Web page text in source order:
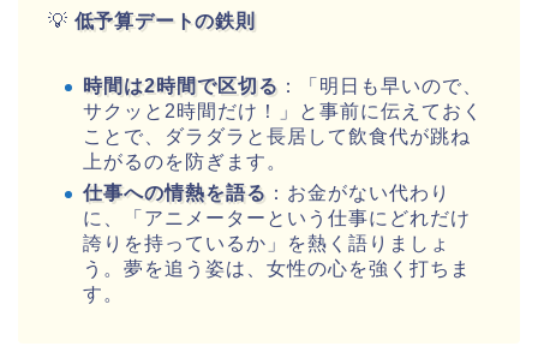
💡 低予算デートの鉄則
時間は2時間で区切る ：「明日も早いので、
サクッと2時間だけ！」と事前に伝えておく
ことで、ダラダラと長居して飲食代が跳ね
上がるのを防ぎます。
仕事への情熱を語る ：お金がない代わり
に、「アニメーターという仕事にどれだけ
誇りを持っているか」を熱く語りましょ
う。夢を追う姿は、女性の心を強く打ちま
す。